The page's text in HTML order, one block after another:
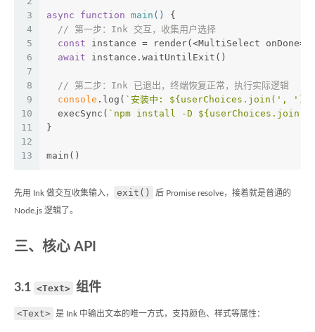
3
4
5
6
7
8
9
10
11
12
13
async function main ( ) {
// 第一步：Ink 交互，收集用户选择
const instance = render(<MultiSelect onDone={
await instance.waitUntilExit()
// 第二步：Ink 已退出，终端恢复正常，执行实际逻辑
console .log( `安装中: ${userChoices.join(', ')}
  execSync(
`npm install -D
}
main()
先用 Ink 做交互收集输入， exit() 后 Promise resolve，接着就是普通的
Node.js 逻辑了。
三、核心 API
3.1 <Text> 组件
<Text> 是 Ink 中输出文本的唯一方式，支持颜色、样式等属性：